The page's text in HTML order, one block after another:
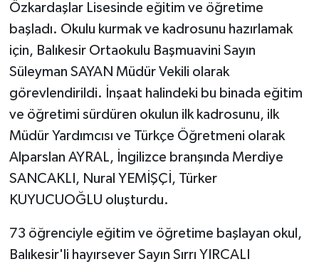
Özkardaşlar Lisesinde eğitim ve öğretime
başladı. Okulu kurmak ve kadrosunu hazırlamak
için, Balıkesir Ortaokulu Başmuavini Sayın
Süleyman SAYAN Müdür Vekili olarak
görevlendirildi. İnşaat halindeki bu binada eğitim
ve öğretimi sürdüren okulun ilk kadrosunu, ilk
Müdür Yardımcısı ve Türkçe Öğretmeni olarak
Alparslan AYRAL, İngilizce branşında Merdiye
SANCAKLI, Nural YEMİŞÇİ, Türker
KUYUCUOĞLU oluşturdu.
73 öğrenciyle eğitim ve öğretime başlayan okul,
Balıkesir'li hayırsever Sayın Sırrı YIRCALI